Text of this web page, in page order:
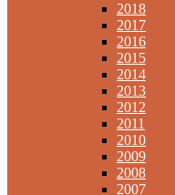
2018
2017
2016
2015
2014
2013
2012
2011
2010
2009
2008
2007